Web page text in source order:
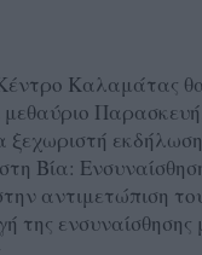
Καλαμάτας
ξεχωριστή
Βία:
αντιμετώπιση
της